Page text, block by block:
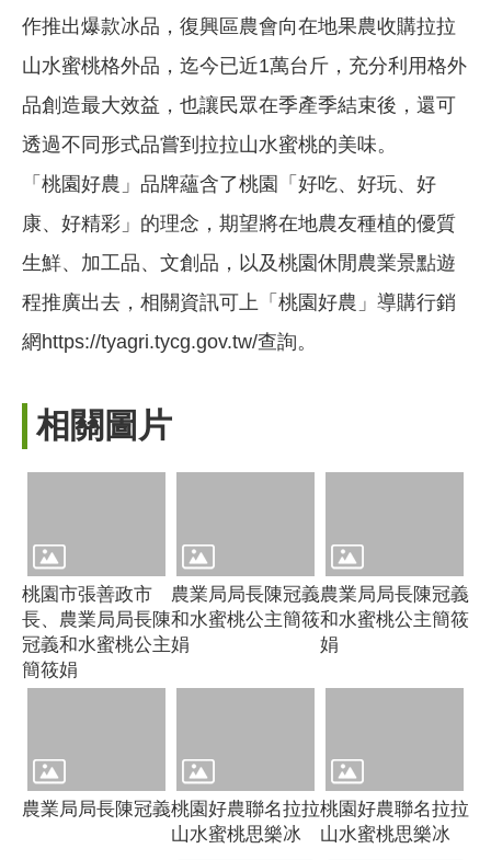
作推出爆款冰品，復興區農會向在地果農收購拉拉
山水蜜桃格外品，迄今已近1萬台斤，充分利用格外
品創造最大效益，也讓民眾在季產季結束後，還可
透過不同形式品嘗到拉拉山水蜜桃的美味。
「桃園好農」品牌蘊含了桃園「好吃、好玩、好
康、好精彩」的理念，期望將在地農友種植的優質
生鮮、加工品、文創品，以及桃園休閒農業景點遊
程推廣出去，相關資訊可上「桃園好農」導購行銷
網https://tyagri.tycg.gov.tw/查詢。
相關圖片
桃園市張善政市
長、農業局局長陳
冠義和水蜜桃公主
簡筱娟
農業局局長陳冠義
和水蜜桃公主簡筱
娟
農業局局長陳冠義
和水蜜桃公主簡筱
娟
農業局局長陳冠義桃園好農聯名拉拉
山水蜜桃思樂冰
桃園好農聯名拉拉
山水蜜桃思樂冰